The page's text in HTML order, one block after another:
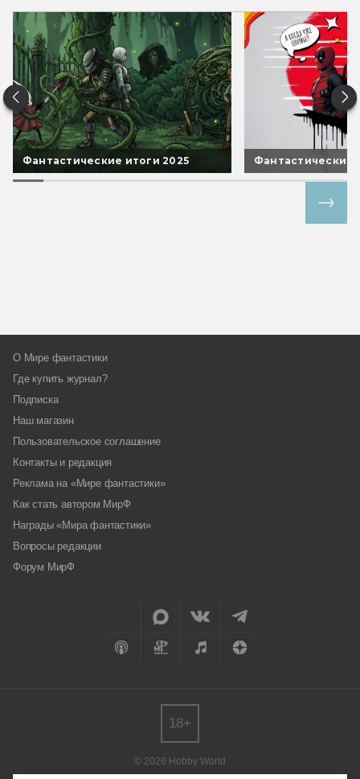
Фантастические итоги 2025 Фантастические
О Мире фантастики
Где купить журнал?
Подписка
Наш магазин
Пользовательское соглашение
Контакты и редакция
Реклама на «Мире фантастики»
Как стать автором МирФ
Награды «Мира фантастики»
Вопросы редакции
Форум МирФ
© 2026 Hobby World
18+